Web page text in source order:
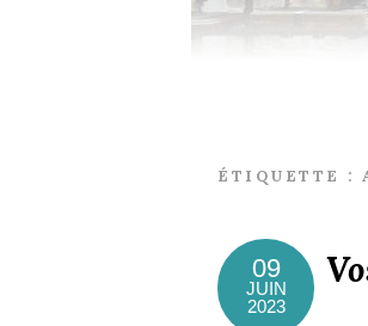
ÉTIQUETTE :
09
JUIN
2023